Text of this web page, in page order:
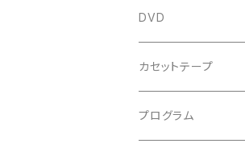
鍵盤用
スコア
古楽以外
トートバッグ
バロック
ルネサンス
DVD
古楽
古楽以外
カセットテープ
古楽
プログラム